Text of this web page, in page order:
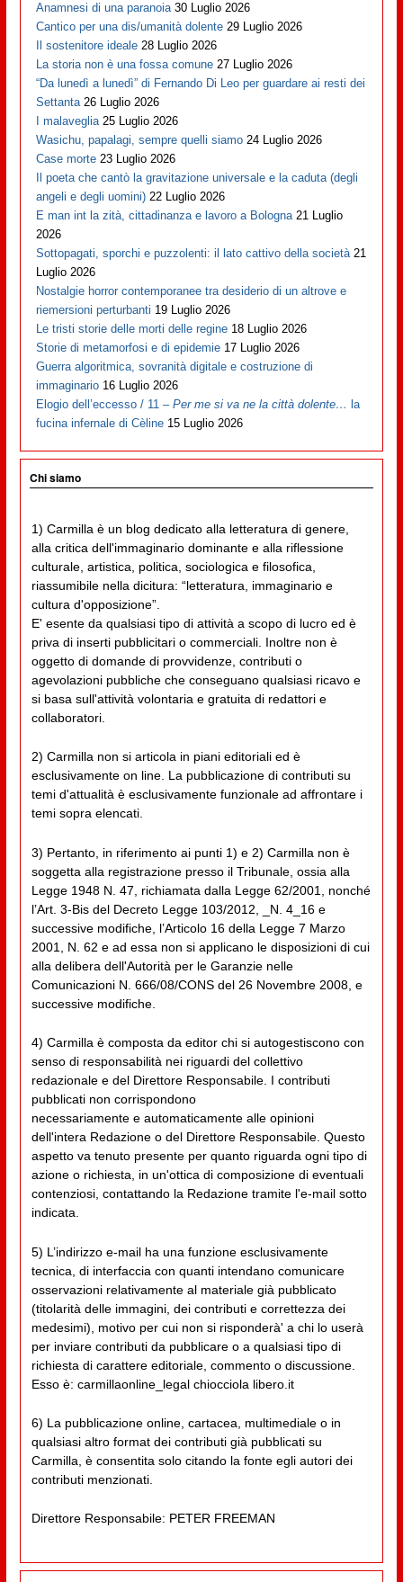
Anamnesi di una paranoia 30 Luglio 2026
Cantico per una dis/umanità dolente 29 Luglio 2026
Il sostenitore ideale 28 Luglio 2026
La storia non è una fossa comune 27 Luglio 2026
“Da lunedì a lunedì” di Fernando Di Leo per guardare ai resti dei
Settanta 26 Luglio 2026
I malaveglia 25 Luglio 2026
Wasichu, papalagi, sempre quelli siamo 24 Luglio 2026
Case morte 23 Luglio 2026
Il poeta che cantò la gravitazione universale e la caduta (degli
angeli e degli uomini) 22 Luglio 2026
E man int la zità, cittadinanza e lavoro a Bologna 21 Luglio
2026
Sottopagati, sporchi e puzzolenti: il lato cattivo della società 21
Luglio 2026
Nostalgie horror contemporanee tra desiderio di un altrove e
riemersioni perturbanti 19 Luglio 2026
Le tristi storie delle morti delle regine 18 Luglio 2026
Storie di metamorfosi e di epidemie 17 Luglio 2026
Guerra algoritmica, sovranità digitale e costruzione di
immaginario 16 Luglio 2026
Elogio dell’eccesso / 11 –Per me si va ne la città dolente… la
fucina infernale di Cèline 15 Luglio 2026
Chi siamo
1) Carmilla è un blog dedicato alla letteratura di genere,
alla critica dell'immaginario dominante e alla riflessione
culturale, artistica, politica, sociologica e filosofica,
riassumibile nella dicitura: “letteratura, immaginario e
cultura d'opposizione”.
E' esente da qualsiasi tipo di attività a scopo di lucro ed è
priva di inserti pubblicitari o commerciali. Inoltre non è
oggetto di domande di provvidenze, contributi o
agevolazioni pubbliche che conseguano qualsiasi ricavo e
si basa sull'attività volontaria e gratuita di redattori e
collaboratori.
2) Carmilla non si articola in piani editoriali ed è
esclusivamente on line. La pubblicazione di contributi su
temi d'attualità è esclusivamente funzionale ad affrontare i
temi sopra elencati.
3) Pertanto, in riferimento ai punti 1) e 2) Carmilla non è
soggetta alla registrazione presso il Tribunale, ossia alla
Legge 1948 N. 47, richiamata dalla Legge 62/2001, nonché
l’Art. 3-Bis del Decreto Legge 103/2012, _N. 4_16 e
successive modifiche, l’Articolo 16 della Legge 7 Marzo
2001, N. 62 e ad essa non si applicano le disposizioni di cui
alla delibera dell'Autorità per le Garanzie nelle
Comunicazioni N. 666/08/CONS del 26 Novembre 2008, e
successive modifiche.
4) Carmilla è composta da editor chi si autogestiscono con
senso di responsabilità nei riguardi del collettivo
redazionale e del Direttore Responsabile. I contributi
pubblicati non corrispondono
necessariamente e automaticamente alle opinioni
dell'intera Redazione o del Direttore Responsabile. Questo
aspetto va tenuto presente per quanto riguarda ogni tipo di
azione o richiesta, in un'ottica di composizione di eventuali
contenziosi, contattando la Redazione tramite l'e-mail sotto
indicata.
5) L’indirizzo e-mail ha una funzione esclusivamente
tecnica, di interfaccia con quanti intendano comunicare
osservazioni relativamente al materiale già pubblicato
(titolarità delle immagini, dei contributi e correttezza dei
medesimi), motivo per cui non si risponderà' a chi lo userà
per inviare contributi da pubblicare o a qualsiasi tipo di
richiesta di carattere editoriale, commento o discussione.
Esso è: carmillaonline_legal chiocciola libero.it
6) La pubblicazione online, cartacea, multimediale o in
qualsiasi altro format dei contributi già pubblicati su
Carmilla, è consentita solo citando la fonte egli autori dei
contributi menzionati.
Direttore Responsabile: PETER FREEMAN